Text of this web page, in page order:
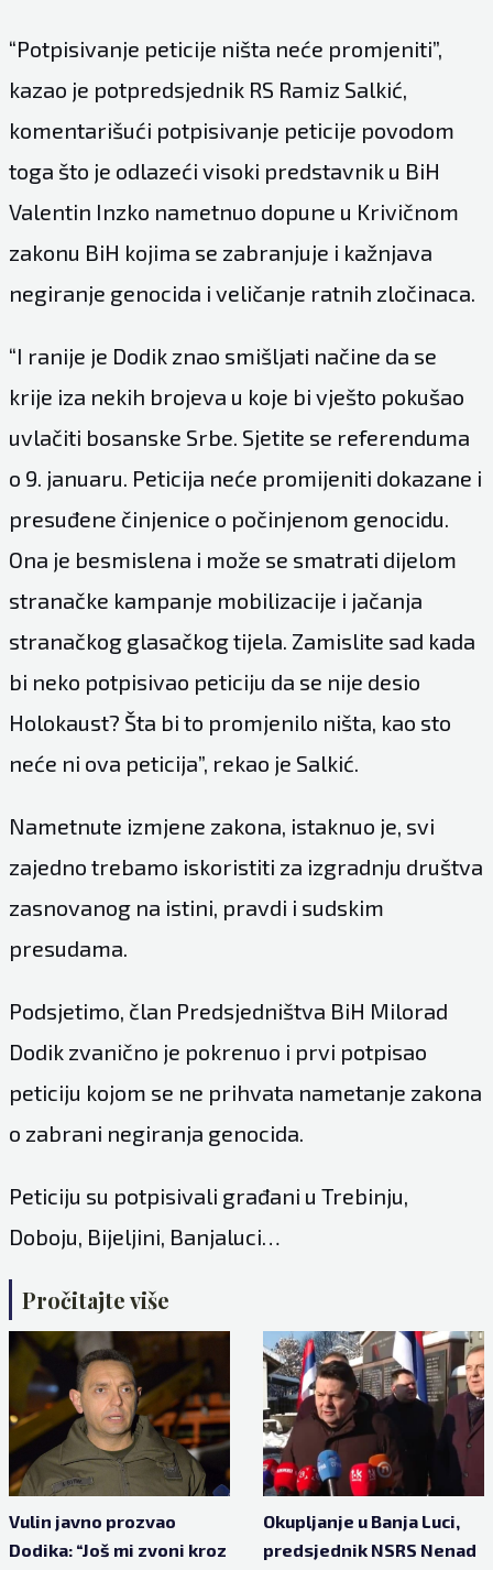
“Potpisivanje peticije ništa neće promjeniti”,
kazao je potpredsjednik RS Ramiz Salkić,
komentarišući potpisivanje peticije povodom
toga što je odlazeći visoki predstavnik u BiH
Valentin Inzko nametnuo dopune u Krivičnom
zakonu BiH kojima se zabranjuje i kažnjava
negiranje genocida i veličanje ratnih zločinaca.
“I ranije je Dodik znao smišljati načine da se
krije iza nekih brojeva u koje bi vješto pokušao
uvlačiti bosanske Srbe. Sjetite se referenduma
o 9. januaru. Peticija neće promijeniti dokazane i
presuđene činjenice o počinjenom genocidu.
Ona je besmislena i može se smatrati dijelom
stranačke kampanje mobilizacije i jačanja
stranačkog glasačkog tijela. Zamislite sad kada
bi neko potpisivao peticiju da se nije desio
Holokaust? Šta bi to promjenilo ništa, kao sto
neće ni ova peticija”, rekao je Salkić.
Nametnute izmjene zakona, istaknuo je, svi
zajedno trebamo iskoristiti za izgradnju društva
zasnovanog na istini, pravdi i sudskim
presudama.
Podsjetimo, član Predsjedništva BiH Milorad
Dodik zvanično je pokrenuo i prvi potpisao
peticiju kojom se ne prihvata nametanje zakona
o zabrani negiranja genocida.
Peticiju su potpisivali građani u Trebinju,
Doboju, Bijeljini, Banjaluci…
Pročitajte više
Vulin javno prozvao
Dodika: “Još mi zvoni kroz
Okupljanje u Banja Luci,
predsjednik NSRS Nenad